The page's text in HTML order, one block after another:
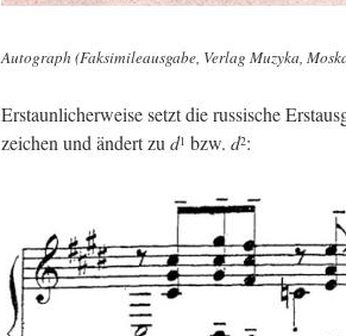
Au­to­graph (Fak­si­mi­le­aus­ga­be, Ver­lag Mu­zy­ka,
Er­staun­li­cher­wei­se setzt die rus­si­sche
zei­chen und än­dert zu d1 bzw. d2: